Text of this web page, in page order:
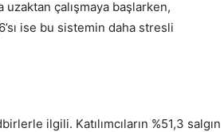
uzaktan çalışmaya başlarken,
ise bu sistemin daha stresli
ilgili. Katılımcıların %51,3 salgın